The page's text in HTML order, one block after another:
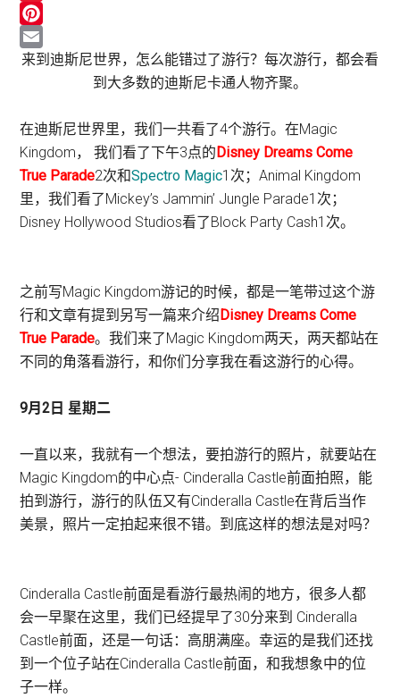
Sina
Weibo
Pinterest
Email
来到迪斯尼世界，怎么能错过了游行？每次游行，都会看
到大多数的迪斯尼卡通人物齐聚。
在迪斯尼世界里，我们一共看了4个游行。在Magic
Kingdom， 我们看了下午3点的Disney Dreams Come
True Parade2次和Spectro Magic1次；Animal Kingdom
里，我们看了Mickey’s Jammin’ Jungle Parade1次；
Disney Hollywood Studios看了Block Party Cash1次。
之前写Magic Kingdom游记的时候，都是一笔带过这个游
行和文章有提到另写一篇来介绍Disney Dreams Come
True Parade。我们来了Magic Kingdom两天，两天都站在
不同的角落看游行，和你们分享我在看这游行的心得。
9月2日 星期二
一直以来，我就有一个想法，要拍游行的照片，就要站在
Magic Kingdom的中心点- Cinderalla Castle前面拍照，能
拍到游行，游行的队伍又有Cinderalla Castle在背后当作
美景，照片一定拍起来很不错。到底这样的想法是对吗？
Cinderalla Castle前面是看游行最热闹的地方，很多人都
会一早聚在这里，我们已经提早了30分来到 Cinderalla
Castle前面，还是一句话：高朋满座。幸运的是我们还找
到一个位子站在Cinderalla Castle前面，和我想象中的位
子一样。